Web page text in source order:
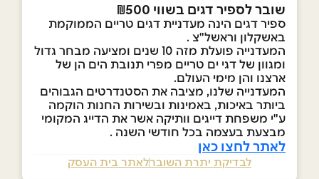
שובר לספיר דגים בשווי ₪500
ספיר דגים הינה מעדניית דגים טריים הממוקמת
באשקלון וראשל"צ .
המעדנייה פועלת מזה 10 שנים ומציעה מבחר גדול
ומגוון של דגי ים טריים מפרי תנובת הים הן של
ארצנו והן מימי העולם.
המעדנייה שלנו, מציבה את הסטנדרטים הגבוהים
ביותר באיכות, באמינות ובשירות החנות הוקמה
ע"י משפחת דייגים וותיקה אשר את הדייג המקומי
מבצעת בעצמה בכל חודשי השנה .
לאתר לחצו כאן
לבדיקת יתרת השוברלאתר בית העסק